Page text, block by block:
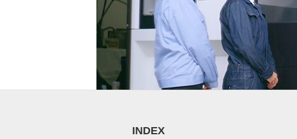
研究支援ポータルサイト
教員・研究室情報
産学共同研究センター
スタートアップ支援
学び・研究を活かした就職
就職実績
在学生・保護者の皆さま
採用担当者の皆さま
卒業生の皆さま
各種アンケート
INDEX